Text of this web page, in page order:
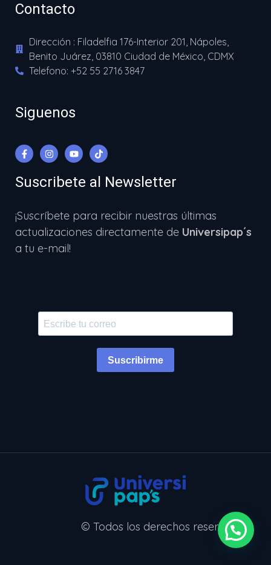
Contacto
Dirección : Filadelfia 176-Interior 201, Nápoles,
Benito Juárez, 03810 Ciudad de México, CDMX
Telefono: +52 55 2716 3847
Siguenos
Suscribete al Newsletter
¡Suscríbete para recibir nuestras últimas
actualizaciones directamente de Universipap´s
a tu e-mail!
Suscribirme
© Todos los derechos reservados